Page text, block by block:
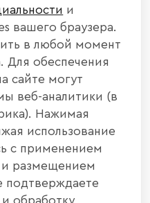
Рябова, д. 31
и
вашего браузера.
в любой момент
Для обеспечения
сайте могут
веб-аналитики (в
Нажимая
использование
с применением
и размещением
подтверждаете